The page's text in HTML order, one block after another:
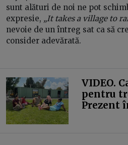
sunt alături de noi ne pot
expresie, „It takes a village to
nevoie de un întreg sat ca să
consider adevărată.
VIDEO.
pentru
Prezent